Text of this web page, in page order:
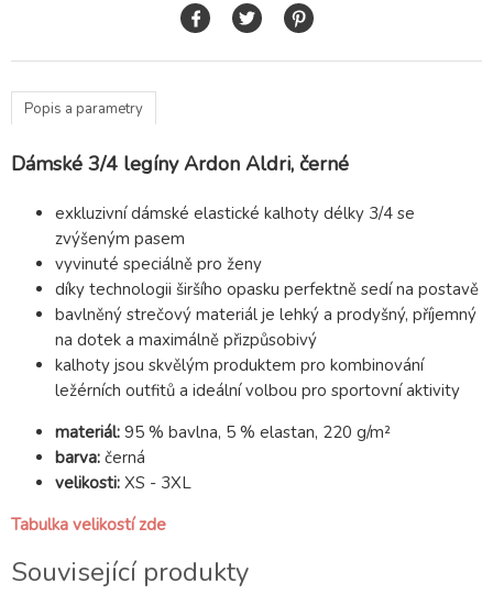
Popis a parametry
Dámské 3/4 legíny Ardon Aldri, černé
exkluzivní dámské elastické kalhoty délky 3/4 se
zvýšeným pasem
vyvinuté speciálně pro ženy
díky technologii širšího opasku perfektně sedí na postavě
bavlněný strečový materiál je lehký a prodyšný, příjemný
na dotek a maximálně přizpůsobivý
kalhoty jsou skvělým produktem pro kombinování
ležérních outfitů a ideální volbou pro sportovní aktivity
materiál: 95 % bavlna, 5 % elastan, 220 g/m²
barva: černá
velikosti: XS - 3XL
Tabulka velikostí zde
Související produkty